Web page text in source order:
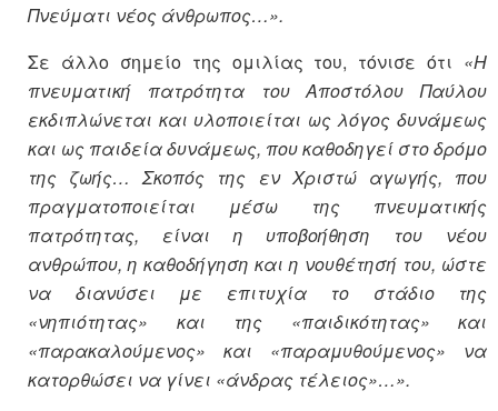
Πνεύματι νέος άνθρωπος…».
Σε άλλο σημείο της ομιλίας του, τόνισε ότι «Η
πνευματική πατρότητα του Αποστόλου Παύλου
εκδιπλώνεται και υλοποιείται ως λόγος δυνάμεως
και ως παιδεία δυνάμεως, που καθοδηγεί στο δρόμο
της ζωής… Σκοπός της εν Χριστώ αγωγής, που
πραγματοποιείται μέσω της πνευματικής
πατρότητας, είναι η υποβοήθηση του νέου
ανθρώπου, η καθοδήγηση και η νουθέτησή του, ώστε
να διανύσει με επιτυχία το στάδιο της
«νηπιότητας» και της «παιδικότητας» και
«παρακαλούμενος» και «παραμυθούμενος» να
κατορθώσει να γίνει «άνδρας τέλειος»…».